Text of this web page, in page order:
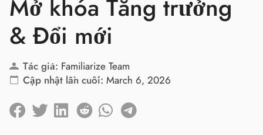
Mở khóa Tăng trưởng
& Đổi mới
Tác giả: Familiarize Team
Cập nhật lần cuối: March 6, 2026